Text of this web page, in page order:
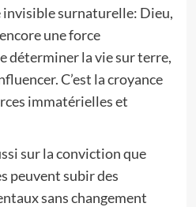
invisible surnaturelle: Dieu,
une force
déterminer la vie sur terre,
C’est la croyance
immatérielles et
sur la conviction que
peuvent subir des
sans changement